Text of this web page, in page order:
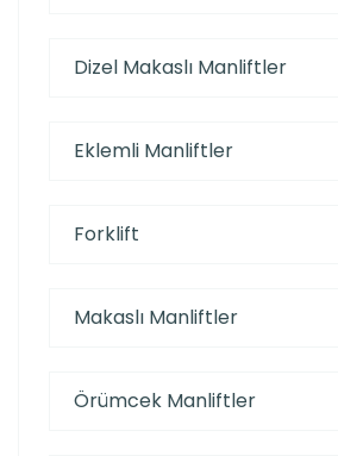
Dizel Makaslı Manliftler
Eklemli Manliftler
Forklift
Makaslı Manliftler
Örümcek Manliftler